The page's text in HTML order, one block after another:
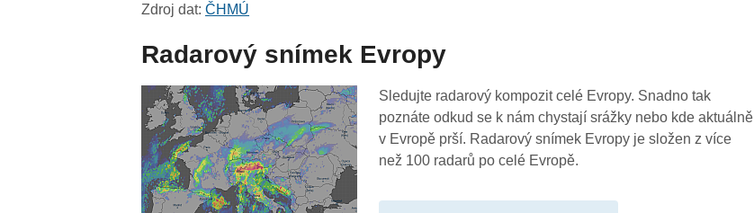
21:30
21:20
21:10
Zdroj dat:ČHMÚ
Radarový snímek Evropy
Sledujte radarový kompozit celé Evropy. Snadno tak
poznáte odkud se k nám chystají srážky nebo kde aktuálně
v Evropě prší. Radarový snímek Evropy je složen z více
než 100 radarů po celé Evropě.